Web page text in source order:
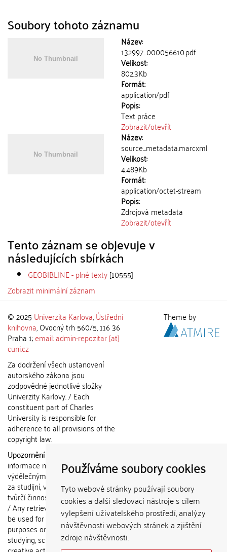
Používáme soubory cookies
Tyto webové stránky používají soubory
cookies a další sledovací nástroje s cílem
vylepšení uživatelského prostředí, analýzy
návštěvnosti webových stránek a zjištění
zdroje návštěvnosti.
Soubory tohoto záznamu
Název:
132997_000056610.pdf
Velikost:
802.3Kb
Formát:
application/pdf
Popis:
Text práce
Zobrazit/otevřít
Název:
source_metadata.marcxml
Velikost:
4.489Kb
Formát:
application/octet-stream
Popis:
Zdrojová metadata
Zobrazit/otevřít
Tento záznam se objevuje v
následujících sbírkách
GEOBIBLINE - plné texty[10555]
Zobrazit minimální záznam
© 2025 Univerzita Karlova,Ústřední
knihovna, Ovocný trh 560/5, 116 36
Praha 1;email: admin-repozitar [at]
cuni.cz
Za dodržení všech ustanovení
autorského zákona jsou
zodpovědné jednotlivé složky
Univerzity Karlovy. / Each
constituent part of Charles
University is responsible for
adherence to all provisions of the
copyright law.
Upozornění / Notice:
informace nemohou být použity k
výdělečným účelům nebo vydávány
za studijní, vědeckou nebo jinou
tvůrčí činnost jiné osoby než autora.
/ Any retrieved information shall not
be used for any commercial
purposes or claimed as results of
studying, scientific or any other
Theme by